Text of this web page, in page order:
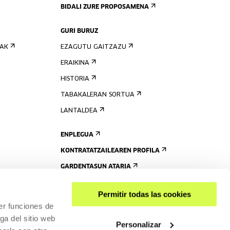
funciones de
del sitio web
Permitir todas las cookies
Personalizar
BIDALI ZURE PROPOSAMENA
GURI BURUZ
EZAGUTU GAITZAZU
ERAIKINA
HISTORIA
TABAKALERAN SORTUA
LANTALDEA
ENPLEGUA
KONTRATATZAILEAREN PROFILA
GARDENTASUN ATARIA